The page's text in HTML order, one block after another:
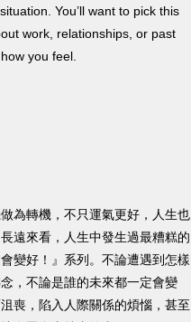
You’ll want to pick this
work, relationships, or past
you feel.
為轉機，不只運氣更好，人生也
遠來看，人生中發生過最糟糕的
變好！』系列。不論遭遇到怎樣
，不論是誰的未來都一定會變
喪，陷入人際關係的煩惱，甚至